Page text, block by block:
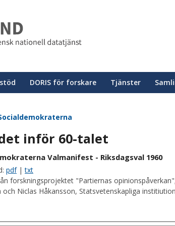
DORIS för forskare Tjänster
inför 60-talet
Valmanifest - Riksdagsval 1960
pdf|txt
forskningsprojektet "Partiernas
och Niclas Håkansson, Statsvetenskapliga